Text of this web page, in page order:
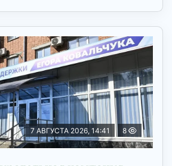
7 АВГУСТА 2026, 14:41 8